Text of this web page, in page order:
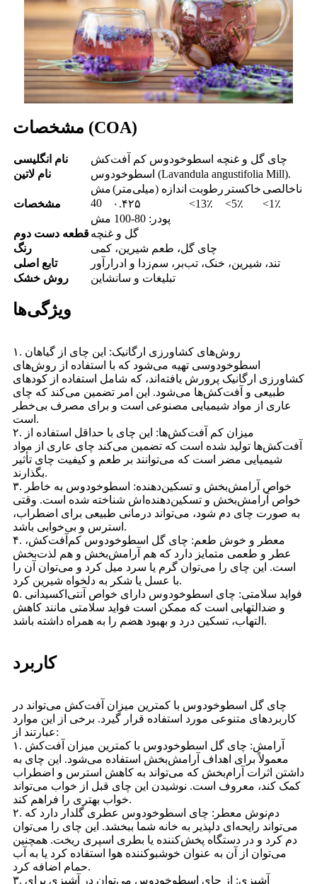
مشخصات (COA)
نام انگلیسی
چای گل و غنچه اسطوخودوس کم آفت‌کش
نام لاتین
اسطوخودوس (Lavandula angustifolia Mill).
مشخصات
مشاندازه (میلی‌متر) رطوبت خاکستر ناخالصی
40
۰.۴۲۵ <13٪ <5٪
<1٪
پودر: 80-100 مش
قطعه دست دومگل و غنچه
رنگ
چای گل، طعم شیرین، کمی
تابع اصلی
تند، شیرین، خنک، تب‌بر، سم‌زدا و ادرارآور
روش خشک
تبلیغات و سانشاین
ویژگی‌ها
۱. روش‌های کشاورزی ارگانیک: این چای از گیاهان
اسطوخودوسی تهیه می‌شود که با استفاده از روش‌های
کشاورزی ارگانیک پرورش یافته‌اند، که شامل استفاده از کودهای
طبیعی و آفت‌کش‌ها می‌شود. این امر تضمین می‌کند که چای
عاری از مواد شیمیایی مصنوعی است و برای مصرف بی‌خطر
است.
۲. میزان کم آفت‌کش‌ها: این چای با حداقل استفاده از
آفت‌کش‌ها تولید شده است که تضمین می‌کند چای عاری از مواد
شیمیایی مضر است که می‌توانند بر طعم و کیفیت چای تأثیر
بگذارند.
۳. خواص آرامش‌بخش و تسکین‌دهنده: اسطوخودوس به خاطر
خواص آرامش‌بخش و تسکین‌دهنده‌اش شناخته شده است. وقتی
به صورت چای دم شود، می‌تواند درمانی طبیعی برای اضطراب،
استرس و بی‌خوابی باشد.
۴. معطر و خوش طعم: چای گل اسطوخودوس کم‌آفت‌کش،
عطر و طعمی متمایز دارد که هم آرامش‌بخش و هم لذت‌بخش
است. این چای را می‌توان گرم یا سرد میل کرد و می‌توان آن را
با عسل یا شکر به دلخواه شیرین کرد.
۵. فواید سلامتی: چای اسطوخودوس دارای خواص آنتی‌اکسیدانی
و ضدالتهابی است که ممکن است فواید سلامتی مانند کاهش
التهاب، تسکین درد و بهبود هضم را به همراه داشته باشد.
کاربرد
چای گل اسطوخودوس با کمترین میزان آفت‌کش می‌تواند در
کاربردهای متنوعی مورد استفاده قرار گیرد. برخی از این موارد
عبارتند از:
۱. آرامش: چای گل اسطوخودوس با کمترین میزان آفت‌کش
معمولاً برای اهداف آرامش‌بخش استفاده می‌شود. این چای به
داشتن اثرات آرام‌بخش که می‌تواند به کاهش استرس و اضطراب
کمک کند، معروف است. نوشیدن این چای قبل از خواب می‌تواند
خواب بهتری را فراهم کند.
۲. دم‌نوش معطر: چای اسطوخودوس عطری گلدار دارد که
می‌تواند رایحه‌ای دلپذیر به خانه شما ببخشد. این چای را می‌توان
دم کرد و در دستگاه پخش‌کننده یا بطری اسپری ریخت. همچنین
می‌توان از آن به عنوان خوشبوکننده هوا استفاده کرد یا به آب
حمام اضافه کرد.
۳. آشپزی: از چای اسطوخودوس می‌توان در آشپزی برای